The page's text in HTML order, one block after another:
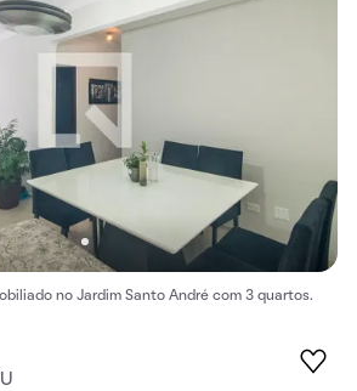
no Jardim Santo André com 3 quartos.